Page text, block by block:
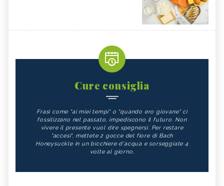
Cure consiglia
Frasi come "ai miei tempi" o "quando ero giovane" ci
fossilizzano nel passato, impediscono il futuro. Non
vivere il presente vuol dire spegnersi. Per restare
"accesi", mettete 2 gocce del fiore di Bach
Honeysuckle in un bicchiere d'acqua e sorseggiate 4
volte al giorno.